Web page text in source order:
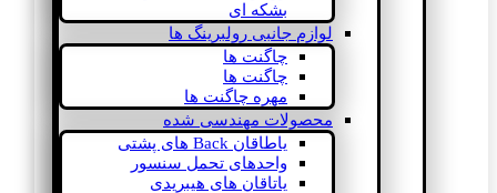
بشکه ای
لوازم جانبی رولبرینگ ها
چاگنت ها
چاگنت ها
مهره چاگنت ها
محصولات مهندسی شده
یاطاقان Back های پشتی
واحدهای تحمل سنسور
یاتاقان های هیبریدی